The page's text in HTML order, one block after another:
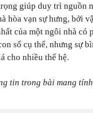
giúp duy trì nguồn
hòa vạn sự hưng, bởi
của một ngôi nhà có
số cụ thể, nhưng sự
cho nhiều thế hệ.
tin trong bài mang